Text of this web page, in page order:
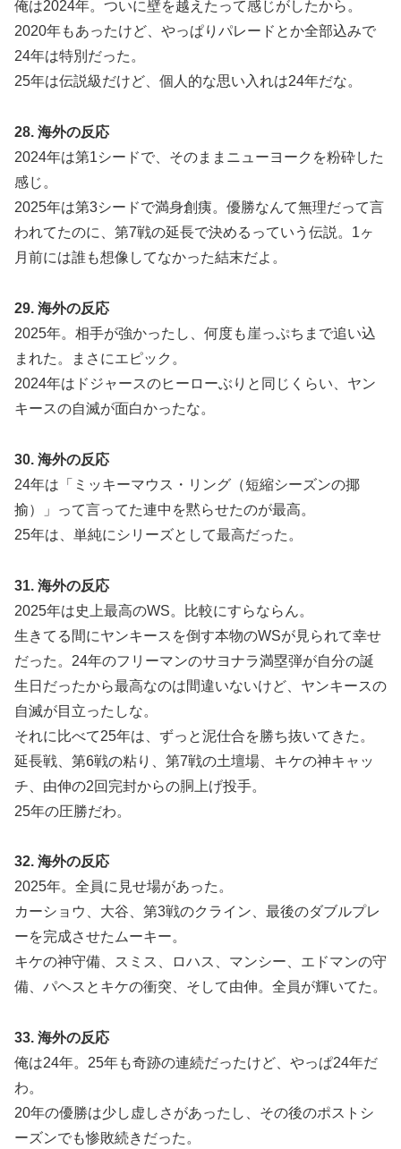
俺は2024年。ついに壁を越えたって感じがしたから。
2020年もあったけど、やっぱりパレードとか全部込みで
24年は特別だった。
25年は伝説級だけど、個人的な思い入れは24年だな。
28. 海外の反応
2024年は第1シードで、そのままニューヨークを粉砕した
感じ。
2025年は第3シードで満身創痍。優勝なんて無理だって言
われてたのに、第7戦の延長で決めるっていう伝説。1ヶ
月前には誰も想像してなかった結末だよ。
29. 海外の反応
2025年。相手が強かったし、何度も崖っぷちまで追い込
まれた。まさにエピック。
2024年はドジャースのヒーローぶりと同じくらい、ヤン
キースの自滅が面白かったな。
30. 海外の反応
24年は「ミッキーマウス・リング（短縮シーズンの揶
揄）」って言ってた連中を黙らせたのが最高。
25年は、単純にシリーズとして最高だった。
31. 海外の反応
2025年は史上最高のWS。比較にすらならん。
生きてる間にヤンキースを倒す本物のWSが見られて幸せ
だった。24年のフリーマンのサヨナラ満塁弾が自分の誕
生日だったから最高なのは間違いないけど、ヤンキースの
自滅が目立ったしな。
それに比べて25年は、ずっと泥仕合を勝ち抜いてきた。
延長戦、第6戦の粘り、第7戦の土壇場、キケの神キャッ
チ、由伸の2回完封からの胴上げ投手。
25年の圧勝だわ。
32. 海外の反応
2025年。全員に見せ場があった。
カーショウ、大谷、第3戦のクライン、最後のダブルプレ
ーを完成させたムーキー。
キケの神守備、スミス、ロハス、マンシー、エドマンの守
備、パヘスとキケの衝突、そして由伸。全員が輝いてた。
33. 海外の反応
俺は24年。25年も奇跡の連続だったけど、やっぱ24年だ
わ。
20年の優勝は少し虚しさがあったし、その後のポストシ
ーズンでも惨敗続きだった。